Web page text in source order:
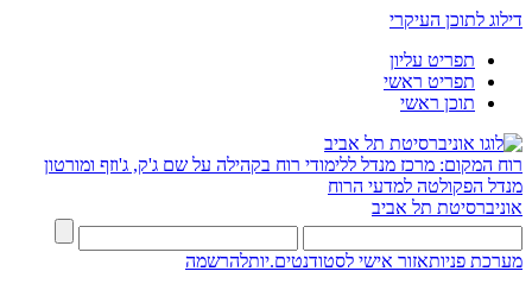
דילוג לתוכן העיקרי
תפריט עליון
תפריט ראשי
תוכן ראשי
רוח המקום: מרכז מנדל ללימודי רוח בקהילה על שם ג'ק, ג'וזף ומורטון
מנדל הפקולטה למדעי הרוח
אוניברסיטת תל אביב
מערכת פניותאזור אישי לסטודנטים.יותלהרשמה